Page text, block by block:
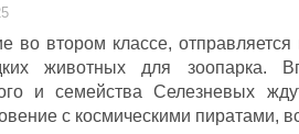
во втором классе,
животных для зоопарка.
и семейства Селезневых
с космическими пиратами,